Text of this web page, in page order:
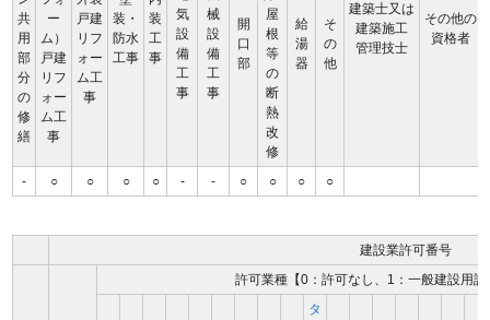
共
用
部
分
の
修
繕
ー
ム）
戸建
リフ
ォー
ム工
事
戸建
リフ
ォー
ム工
事
装・
防水
工事
装
工
事
建築士又は
建築施工
管理技士
その他の
資格者
気
設
備
工
事
械
設
備
工
事
開
口
部
屋
根
等
の
断
熱
改
修
給
湯
器
そ
の
他
- ○ ○ ○ ○ - - ○ ○ ○ ○
建設業許可番号
許可業種【0：許可なし、1：一般建設用
タ